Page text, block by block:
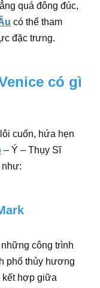
quá đông đúc,
có thể tham
đặc trưng.
có gì
cuốn, hứa hẹn
– Ý – Thụy Sĩ
như:
công trình
phố thủy hương
kết hợp giữa